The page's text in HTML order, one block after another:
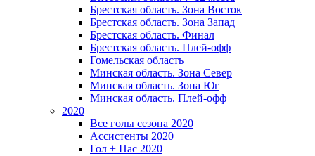
Брестская область. Зона Восток
Брестская область. Зона Запад
Брестская область. Финал
Брестская область. Плей-офф
Гомельская область
Минская область. Зона Север
Минская область. Зона Юг
Минская область. Плей-офф
2020
Все голы сезона 2020
Ассистенты 2020
Гол + Пас 2020